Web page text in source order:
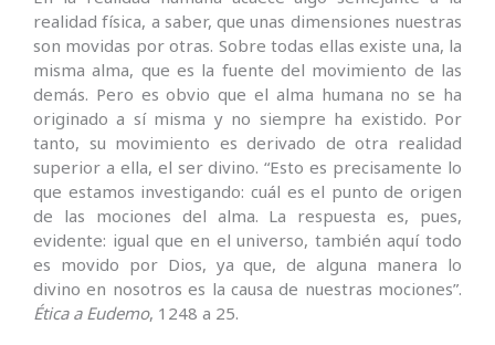
realidad física, a saber, que unas dimensiones nuestras
son movidas por otras. Sobre todas ellas existe una, la
misma alma, que es la fuente del movimiento de las
demás. Pero es obvio que el alma humana no se ha
originado a sí misma y no siempre ha existido. Por
tanto, su movimiento es derivado de otra realidad
superior a ella, el ser divino. “Esto es precisamente lo
que estamos investigando: cuál es el punto de origen
de las mociones del alma. La respuesta es, pues,
evidente: igual que en el universo, también aquí todo
es movido por Dios, ya que, de alguna manera lo
divino en nosotros es la causa de nuestras mociones”.
Ética a Eudemo, 1248 a 25.